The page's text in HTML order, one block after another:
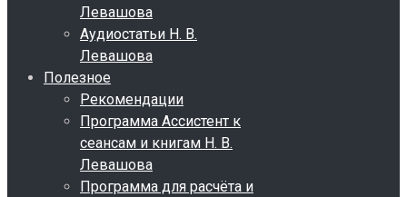
Левашова
Аудиостатьи Н. В.
Левашова
Полезное
Рекомендации
Программа Ассистент к
сеансам и книгам Н. В.
Левашова
Программа для расчёта и